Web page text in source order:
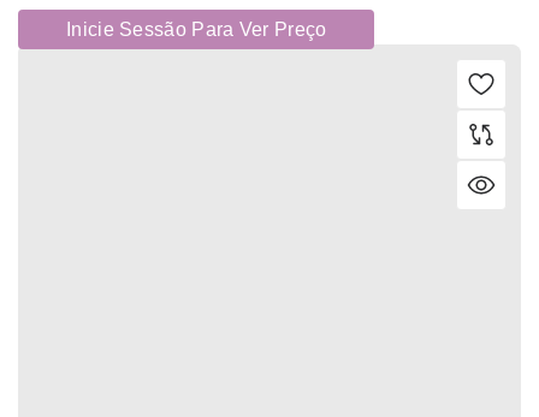
Inicie Sessão Para Ver Preço